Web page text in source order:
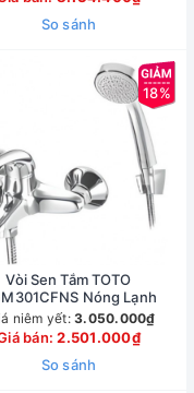
So sánh
18%
Vòi Sen Tắm TOTO
Nóng Lạnh
niêm yết:3.050.000₫
bán:2.501.000₫
So sánh